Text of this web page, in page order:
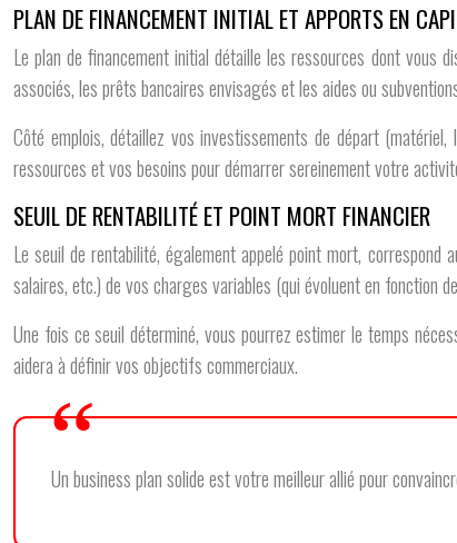
PLAN DE FINANCEMENT INITIAL ET APPORTS EN
Le plan de financement initial détaille les ressources dont vous
associés, les prêts bancaires envisagés et les aides ou
Côté emplois, détaillez vos investissements de départ
ressources et vos besoins pour démarrer sereinement votre
SEUIL DE RENTABILITÉ ET POINT MORT FINANCIER
Le seuil de rentabilité, également appelé point mort,
salaires, etc.) de vos charges variables (qui évoluent en fonction
Une fois ce seuil déterminé, vous pourrez estimer le temps
aidera à définir vos objectifs commerciaux.
Un business plan solide est votre meilleur allié pour